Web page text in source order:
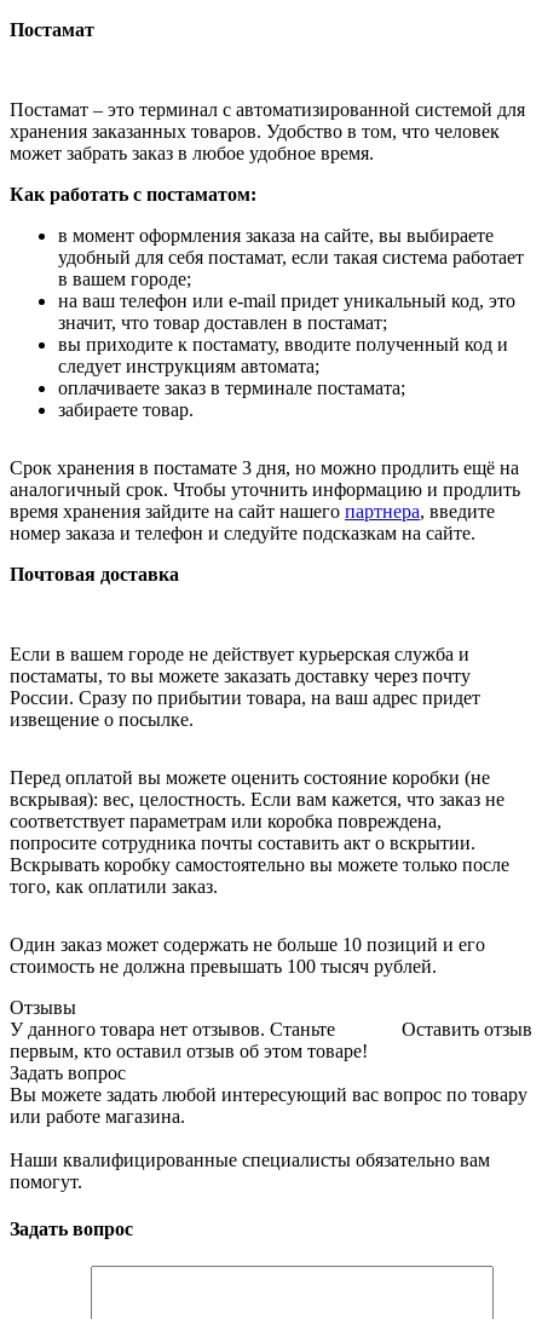
Постамат
Постамат – это терминал с автоматизированной системой для
хранения заказанных товаров. Удобство в том, что человек
может забрать заказ в любое удобное время.
Как работать с постаматом:
в момент оформления заказа на сайте, вы выбираете
удобный для себя постамат, если такая система работает
в вашем городе;
на ваш телефон или e-mail придет уникальный код, это
значит, что товар доставлен в постамат;
вы приходите к постамату, вводите полученный код и
следует инструкциям автомата;
оплачиваете заказ в терминале постамата;
забираете товар.
Срок хранения в постамате 3 дня, но можно продлить ещё на
аналогичный срок. Чтобы уточнить информацию и продлить
время хранения зайдите на сайт нашего партнера, введите
номер заказа и телефон и следуйте подсказкам на сайте.
Почтовая доставка
Если в вашем городе не действует курьерская служба и
постаматы, то вы можете заказать доставку через почту
России. Сразу по прибытии товара, на ваш адрес придет
извещение о посылке.
Перед оплатой вы можете оценить состояние коробки (не
вскрывая): вес, целостность. Если вам кажется, что заказ не
соответствует параметрам или коробка повреждена,
попросите сотрудника почты составить акт о вскрытии.
Вскрывать коробку самостоятельно вы можете только после
того, как оплатили заказ.
Один заказ может содержать не больше 10 позиций и его
стоимость не должна превышать 100 тысяч рублей.
Отзывы
Оставить отзыв
У данного товара нет отзывов. Станьте
первым, кто оставил отзыв об этом товаре!
Задать вопрос
Вы можете задать любой интересующий вас вопрос по товару
или работе магазина.
Наши квалифицированные специалисты обязательно вам
помогут.
Задать вопрос